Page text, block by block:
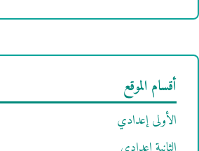
أقسام الموقع
الأولى إعدادي